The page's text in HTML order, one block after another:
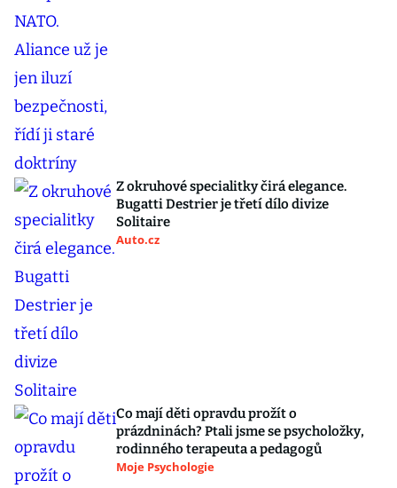
Z okruhové specialitky čirá elegance.
Bugatti Destrier je třetí dílo divize
Solitaire
Auto.cz
Co mají děti opravdu prožít o
prázdninách? Ptali jsme se psycholožky,
rodinného terapeuta a pedagogů
Moje Psychologie